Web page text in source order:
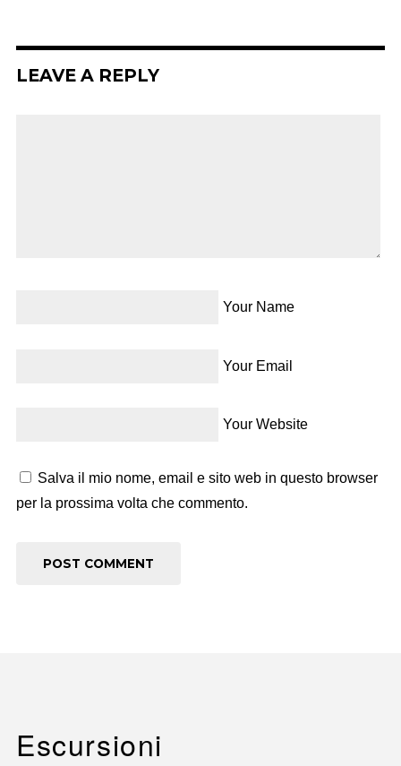
LEAVE A REPLY
Your Name
Your Email
Your Website
Salva il mio nome, email e sito web in questo browser
per la prossima volta che commento.
Escursioni